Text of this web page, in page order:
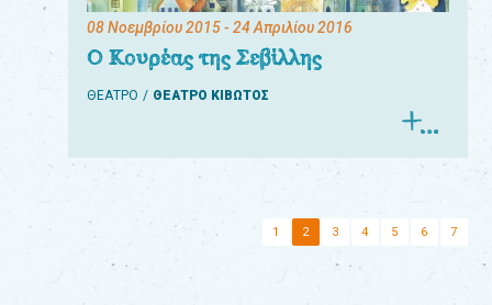
08 Νοεμβρίου 2015- 24 Απριλίου 2016
Ο Κουρέας της Σεβίλλης
ΘΕΑΤΡΟ ΘΕΑΤΡΟ ΚΙΒΩΤΟΣ
1 2 3 4 5 6 7